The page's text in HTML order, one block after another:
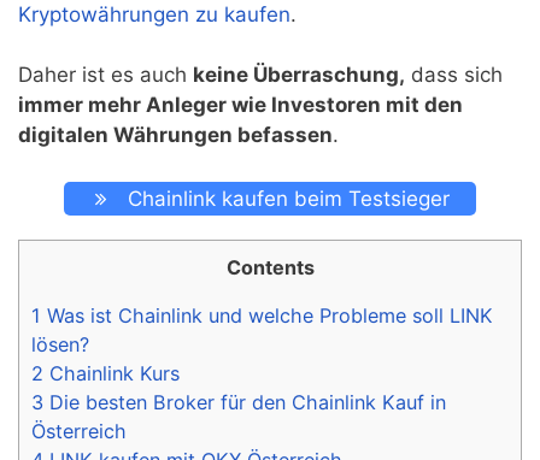
Kryptowährungen zu kaufen.
Daher ist es auch keine Überraschung, dass sich
immer mehr Anleger wie Investoren mit den
digitalen Währungen befassen.
Chainlink kaufen beim Testsieger
Contents
1 Was ist Chainlink und welche Probleme soll LINK
lösen?
2 Chainlink Kurs
3 Die besten Broker für den Chainlink Kauf in
Österreich